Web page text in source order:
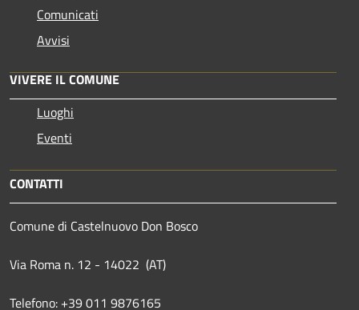
Comunicati
Avvisi
VIVERE IL COMUNE
Luoghi
Eventi
CONTATTI
Comune di Castelnuovo Don Bosco
Via Roma n. 12 - 14022 (AT)
Telefono: +39 011 9876165